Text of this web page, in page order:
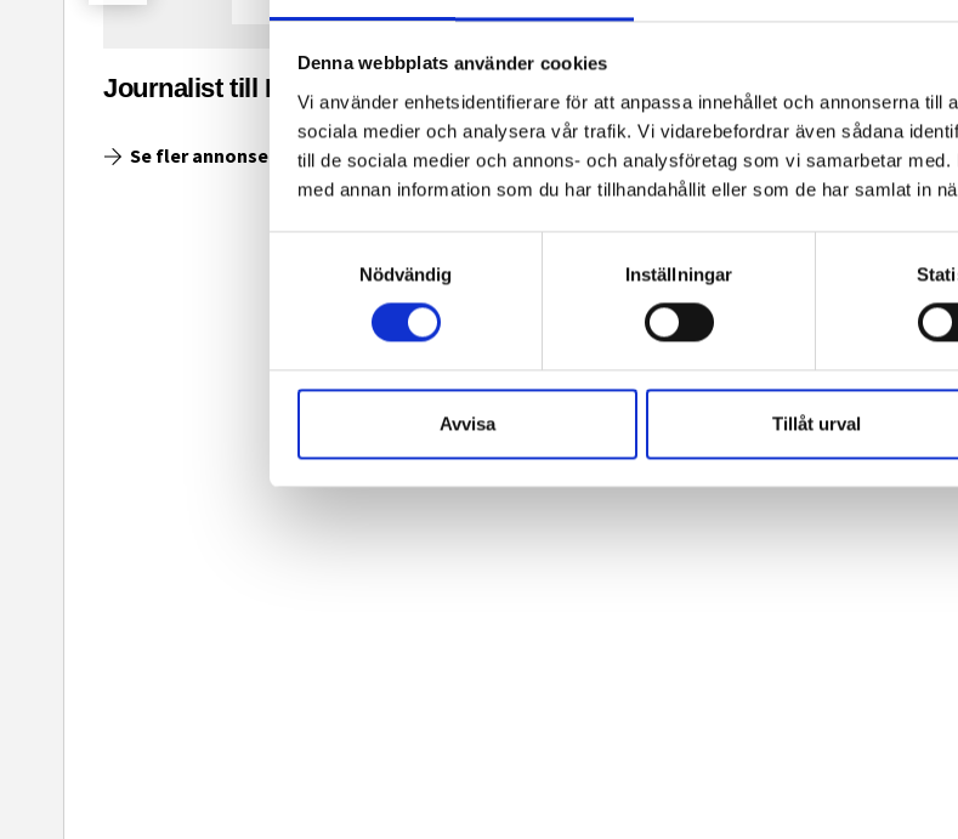
Denna webbplats använder cookies
Vi använder enhetsidentifierare för att anpassa innehållet och annonserna till
sociala medier och analysera vår trafik. Vi vidarebefordrar även sådana
till de sociala medier och annons- och analysföretag som vi samarbetar
med annan information som du har tillhandahållit eller som de har samlat in
Nödvändig
Inställningar
Avvisa Tillåt urval
Journalist till Ingenjoren.se
Fastighetsfolket söker reporter
vikariat
Se fler annonser